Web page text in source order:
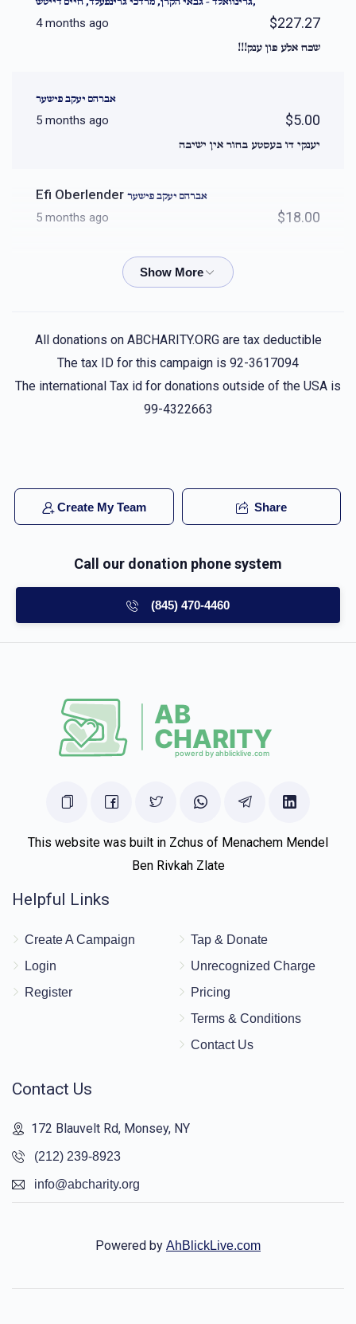
4 months ago $227.27
שכח אלע פון ענק!!!
אברהם יעקב פישער
5 months ago $5.00
יענקי דו בעסטע בחור אין ישיבה
Efi Oberlender אברהם יעקב פישער
5 months ago $18.00
Bluma Rosenbergאברהם יעקב פישער
Anonymousאברהם יעקב פישער
5 months ago $36.00
Hershel Deutch אברהם יעקב פישער
Hershel Deutch
All donations on ABCHARITY.ORG are tax deductible
The tax ID for this campaign is 92-3617094
The international Tax id for donations outside of the USA is
99-4322663
Create My Team Share
Call our donation phone system
(845) 470-4460
This website was built in Zchus of Menachem Mendel
Ben Rivkah Zlate
Helpful Links
Create A Campaign
Login
Register
Tap & Donate
Unrecognized Charge
Pricing
Terms & Conditions
Contact Us
Contact Us
172 Blauvelt Rd, Monsey, NY
(212) 239-8923
info@abcharity.org
Powered by AhBlickLive.com